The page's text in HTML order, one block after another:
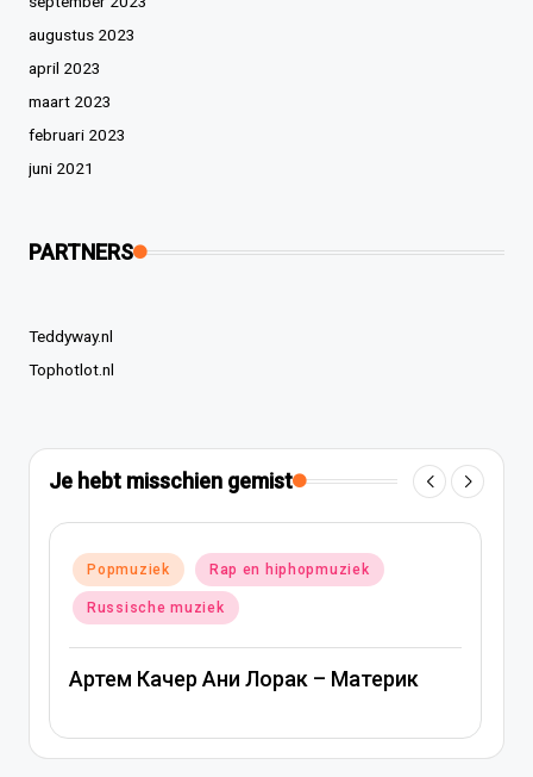
augustus 2023
april 2023
maart 2023
februari 2023
juni 2021
PARTNERS
Teddyway.nl
Tophotlot.nl
Je hebt misschien gemist
Geplaatst
in
Popmuziek Russische muziek